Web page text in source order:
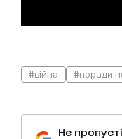
#війна #поради
Не